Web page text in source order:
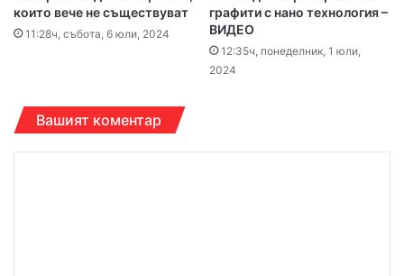
които вече не съществуват
11:28ч, събота, 6 юли, 2024
графити с нано технология –
ВИДЕО
12:35ч, понеделник, 1 юли,
2024
Вашият коментар